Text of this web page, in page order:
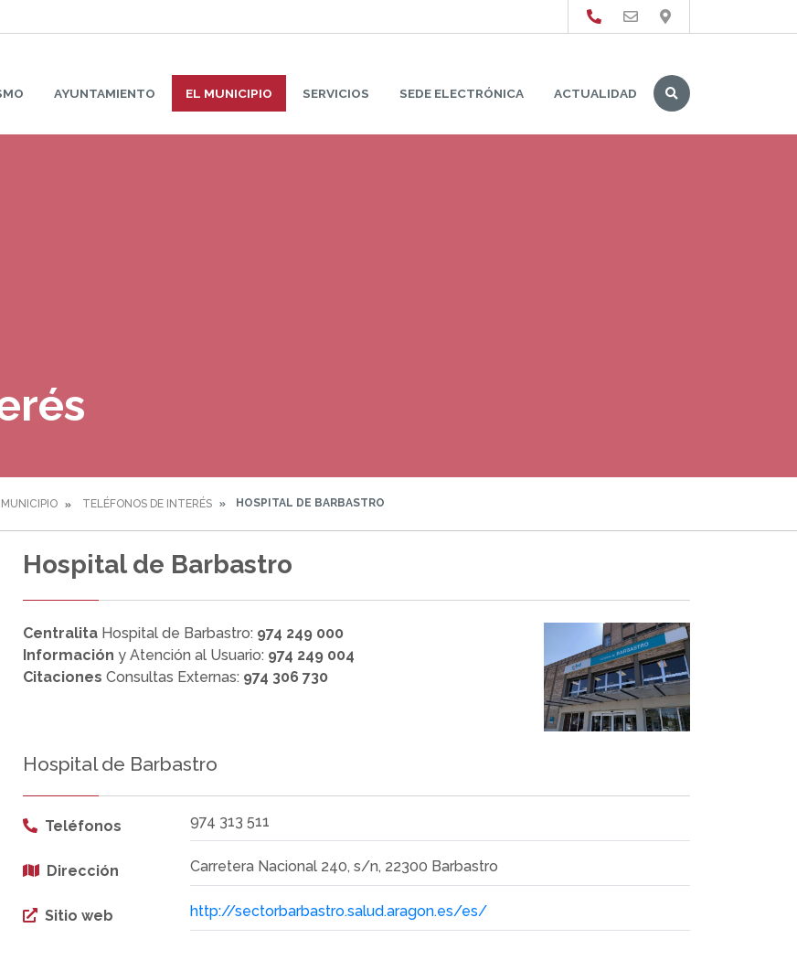
AYUNTAMIENTO EL MUNICIPIO SERVICIOS SEDE ELECTRÓNICA ACTUALIDAD
Buscar
MUNICIPIO TELÉFONOS DE INTERÉS HOSPITAL DE BARBASTRO
Hospital de Barbastro
Centralita Hospital de Barbastro: 974 249 000
Información y Atención al Usuario: 974 249 004
Citaciones Consultas Externas: 974 306 730
Hospital de Barbastro
Teléfonos 974 313 511
Dirección Carretera Nacional 240, s/n, 22300 Barbastro
Sitio web http://sectorbarbastro.salud.aragon.es/es/